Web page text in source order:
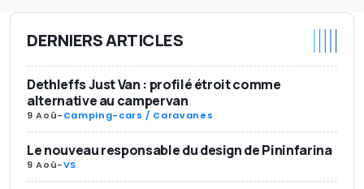
DERNIERS ARTICLES
Dethleffs Just Van : profilé étroit comme
alternative au campervan
9 Aoû-Camping-cars / Caravanes
Le nouveau responsable du design de Pininfarina
9 Aoû-VS